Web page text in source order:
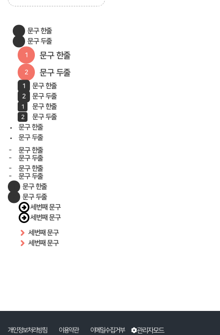
문구 한줄
문구 두줄
문구 한줄
문구 두줄
문구 한줄
문구 두줄
문구 한줄
문구 두줄
문구 한줄
문구 두줄
문구 한줄
문구 두줄
문구 한줄
문구 두줄
문구 한줄
문구 두줄
세번째 문구
세번째 문구
세번째 문구
세번째 문구
개인정보처리방침 이용약관 이메일수집거부 관리자모드